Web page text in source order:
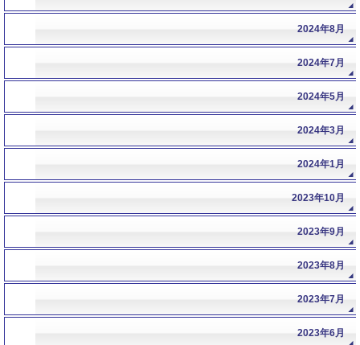
2024年8月
2024年7月
2024年5月
2024年3月
2024年1月
2023年10月
2023年9月
2023年8月
2023年7月
2023年6月